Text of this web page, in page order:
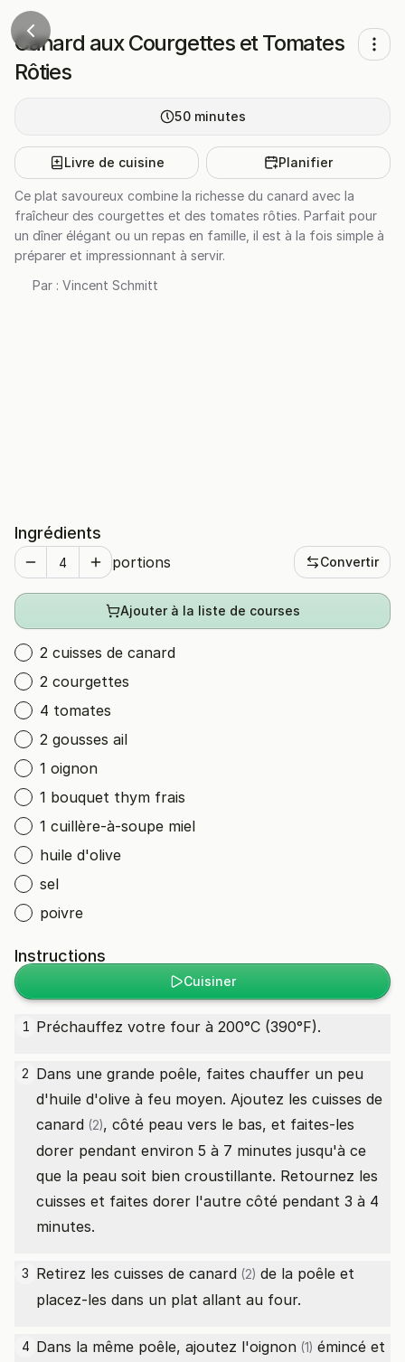
Canard aux Courgettes et Tomates
Rôties
50 minutes
Livre de cuisine Planifier
Ce plat savoureux combine la richesse du canard avec la
fraîcheur des courgettes et des tomates rôties. Parfait pour
un dîner élégant ou un repas en famille, il est à la fois simple à
préparer et impressionnant à servir.
Par : Vincent Schmitt
Ingrédients
portions Convertir
Ajouter à la liste de courses
2 cuisses de canard
2 courgettes
4 tomates
2 gousses ail
1 oignon
1 bouquet thym frais
1 cuillère-à-soupe miel
huile d'olive
sel
poivre
Instructions
Cuisiner
1 Préchauffez votre four à 200°C (390°F).
2 Dans une grande poêle, faites chauffer un peu
d'huile d'olive à feu moyen. Ajoutez les cuisses de
canard (2), côté peau vers le bas, et faites-les
dorer pendant environ 5 à 7 minutes jusqu'à ce
que la peau soit bien croustillante. Retournez les
cuisses et faites dorer l'autre côté pendant 3 à 4
minutes.
3 Retirez les cuisses de canard (2) de la poêle et
placez-les dans un plat allant au four.
4 Dans la même poêle, ajoutez l'oignon (1) émincé et